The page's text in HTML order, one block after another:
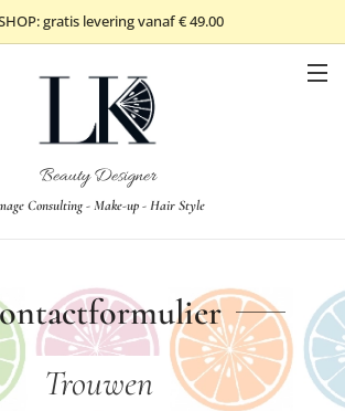
gratis levering vanaf € 49.00
Beauty Designer
Consulting - Make-up - Hair Style
Trouwen